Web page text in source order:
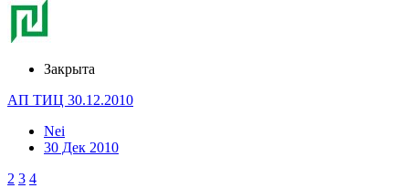
Закрыта
АП ТИЦ 30.12.2010
Nei
30 Дек 2010
2 3 4